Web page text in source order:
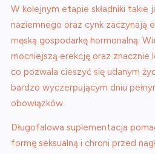
W kolejnym etapie składniki takie
naziemnego oraz cynk zaczynają
męską gospodarkę hormonalną.
mocniejszą erekcję oraz znacznie
co pozwala cieszyć się udanym
bardzo wyczerpującym dniu
obowiązków.
Długofalowa suplementacja
formę seksualną i chroni przed